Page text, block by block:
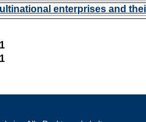
enterprises and
1
1